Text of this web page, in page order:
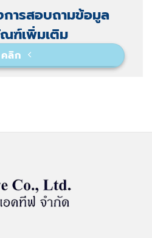
รสอบถามข้อมูล
ฑ์เพิ่มเติม
คลิก